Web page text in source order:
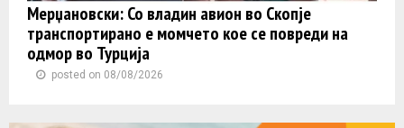
Мерџановски: Со владин авион во Скопје
транспортиранo e момчето кое се повреди на
одмор во Турција
posted on 08/08/2026